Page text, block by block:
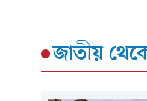
জাতীয়